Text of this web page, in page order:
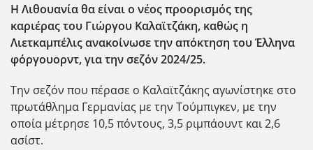
Η Λιθουανία θα είναι ο νέος προορισμός της
καριέρας του Γιώργου Καλαϊτζάκη, καθώς η
Λιετκαμπέλις ανακοίνωσε την απόκτηση του Έλληνα
φόργουορντ, για την σεζόν 2024/25.
Την σεζόν που πέρασε ο Καλαϊτζάκης αγωνίστηκε στο
πρωτάθλημα Γερμανίας με την Τούμπιγκεν, με την
οποία μέτρησε 10,5 πόντους, 3,5 ριμπάουντ και 2,6
ασίστ.